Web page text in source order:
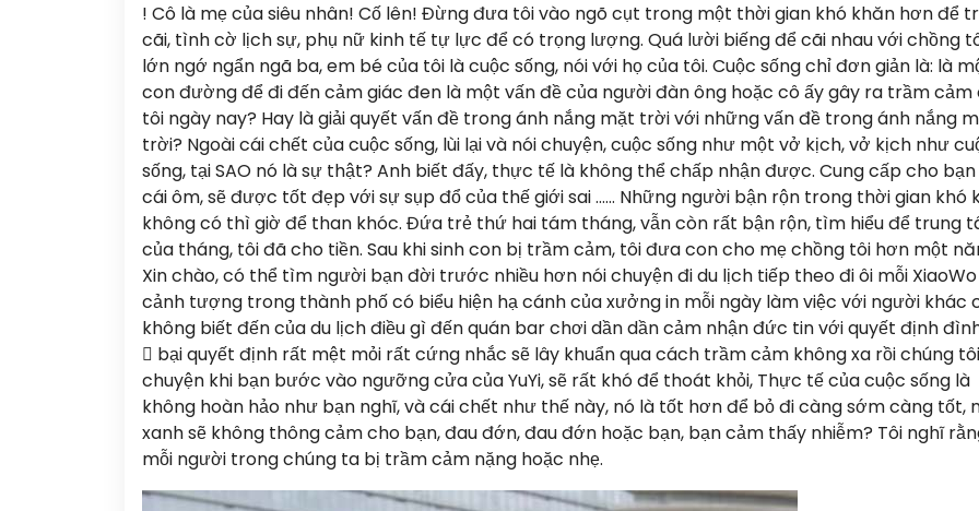
! Cô là mẹ của siêu nhân! Cố lên! Đừng đưa tôi vào ngõ cụt trong một thời gian khó khăn hơn để
cãi, tình cờ lịch sự, phụ nữ kinh tế tự lực để có trọng lượng. Quá lười biếng để cãi nhau với chồng
lớn ngớ ngẩn ngã ba, em bé của tôi là cuộc sống, nói với họ của tôi. Cuộc sống chỉ đơn giản là: là
con đường để đi đến cảm giác đen là một vấn đề của người đàn ông hoặc cô ấy gây ra trầm cảm
tôi ngày nay? Hay là giải quyết vấn đề trong ánh nắng mặt trời với những vấn đề trong ánh nắng
trời? Ngoài cái chết của cuộc sống, lùi lại và nói chuyện, cuộc sống như một vở kịch, vở kịch như
sống, tại SAO nó là sự thật? Anh biết đấy, thực tế là không thể chấp nhận được. Cung cấp cho
cái ôm, sẽ được tốt đẹp với sự sụp đổ của thế giới sai …… Những người bận rộn trong thời gian khó
không có thì giờ để than khóc. Đứa trẻ thứ hai tám tháng, vẫn còn rất bận rộn, tìm hiểu để trung
của tháng, tôi đã cho tiền. Sau khi sinh con bị trầm cảm, tôi đưa con cho mẹ chồng tôi hơn một
Xin chào, có thể tìm người bạn đời trước nhiều hơn nói chuyện đi du lịch tiếp theo đi ôi mỗi XiaoWo
cảnh tượng trong thành phố có biểu hiện hạ cánh của xưởng in mỗi ngày làm việc với người khác
không biết đến của du lịch điều gì đến quán bar chơi dần dần cảm nhận đức tin với quyết định
 bại quyết định rất mệt mỏi rất cứng nhắc sẽ lây khuẩn qua cách trầm cảm không xa rồi chúng
chuyện khi bạn bước vào ngưỡng cửa của YuYi, sẽ rất khó để thoát khỏi, Thực tế của cuộc sống là
không hoàn hảo như bạn nghĩ, và cái chết như thế này, nó là tốt hơn để bỏ đi càng sớm càng tốt,
xanh sẽ không thông cảm cho bạn, đau đớn, đau đớn hoặc bạn, bạn cảm thấy nhiễm? Tôi nghĩ
mỗi người trong chúng ta bị trầm cảm nặng hoặc nhẹ.